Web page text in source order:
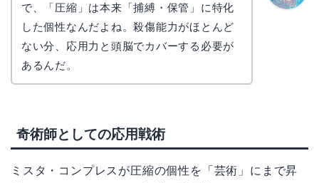
で、「圧縮」は本来「捕縛・保管」に特化
した個性なんだよね。殺傷能力がほとんど
ない分、応用力と頭脳でカバーする必要が
あるんだ。
奇術師としての応用戦術
ミスタ・コンプレスが圧縮の個性を「芸術」にまで昇